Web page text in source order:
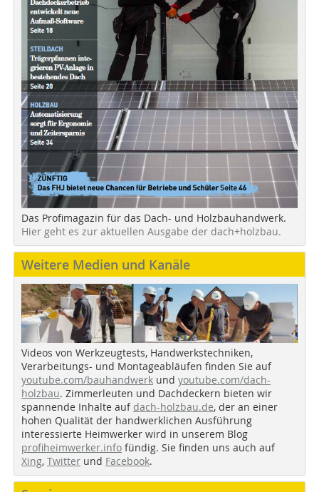
Das Profimagazin für das Dach- und Holzbauhandwerk.
Hier geht es zur aktuellen Ausgabe der dach+holzbau.
Weitere Medien und Kanäle
Videos von Werkzeugtests, Handwerkstechniken,
Verarbeitungs- und Montageabläufen finden Sie auf
youtube.com/bauhandwerk und youtube.com/dach-
holzbau. Zimmerleuten und Dachdeckern bieten wir
spannende Inhalte auf dach-holzbau.de, der an einer
hohen Qualität der handwerklichen Ausführung
interessierte Heimwerker wird in unserem Blog
profiheimwerker.info fündig. Sie finden uns auch auf
Xing, Twitter und Facebook.